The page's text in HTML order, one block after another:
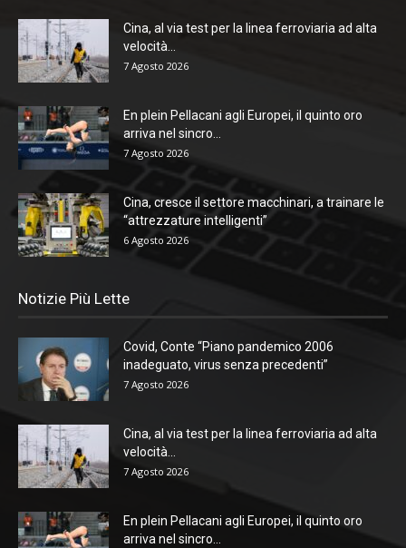
Cina, al via test per la linea ferroviaria ad alta
velocità...
7 Agosto 2026
En plein Pellacani agli Europei, il quinto oro
arriva nel sincro...
7 Agosto 2026
Cina, cresce il settore macchinari, a trainare le
“attrezzature intelligenti”
6 Agosto 2026
Notizie Più Lette
Covid, Conte “Piano pandemico 2006
inadeguato, virus senza precedenti”
7 Agosto 2026
Cina, al via test per la linea ferroviaria ad alta
velocità...
7 Agosto 2026
En plein Pellacani agli Europei, il quinto oro
arriva nel sincro...